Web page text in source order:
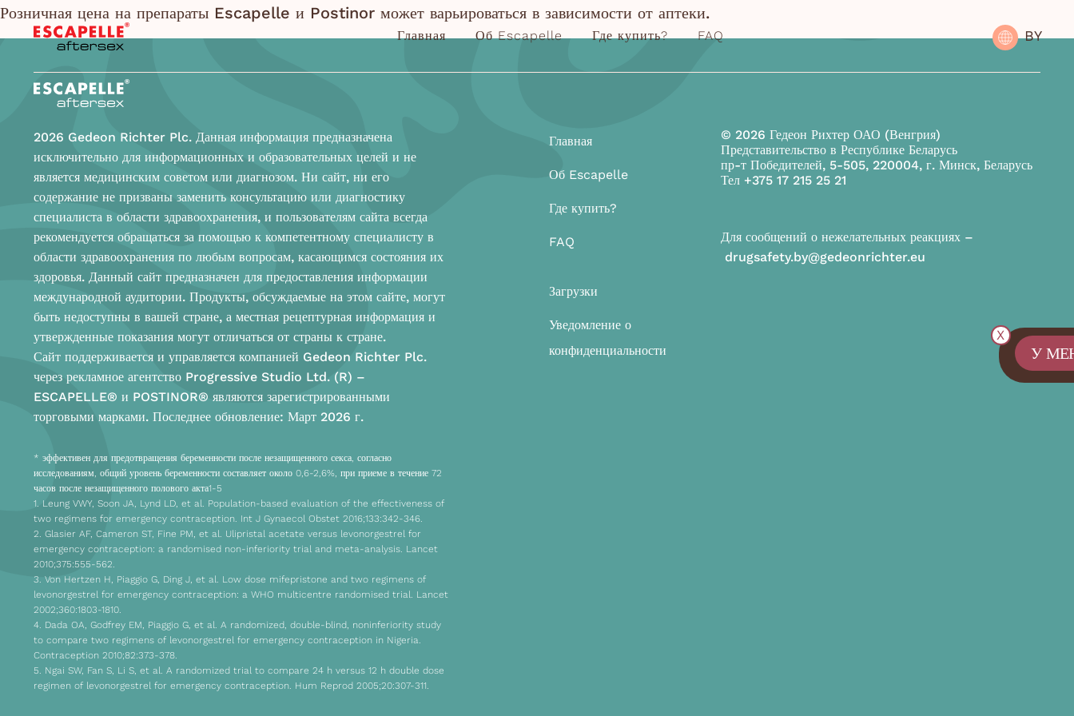
Главная Об Escapelle Где купить? FAQ BY
X
У
Розничная цена на препараты Escapelle и Postinor может варьироваться в зависимости от аптеки.
2026 Gedeon Richter Plc. Данная информация предназначена
исключительно для информационных и образовательных целей и не
является медицинским советом или диагнозом. Ни сайт, ни его
содержание не призваны заменить консультацию или диагностику
специалиста в области здравоохранения, и пользователям сайта всегда
рекомендуется обращаться за помощью к компетентному специалисту в
области здравоохранения по любым вопросам, касающимся состояния их
здоровья. Данный сайт предназначен для предоставления информации
международной аудитории. Продукты, обсуждаемые на этом сайте, могут
быть недоступны в вашей стране, а местная рецептурная информация и
утвержденные показания могут отличаться от страны к стране.
Сайт поддерживается и управляется компанией Gedeon Richter Plc.
через рекламное агентство Progressive Studio Ltd. (R) –
ESCAPELLE® и POSTINOR® являются зарегистрированными
торговыми марками. Последнее обновление: Март 2026 г.
* эффективен для предотвращения беременности после незащищенного секса, согласно
исследованиям, общий уровень беременности составляет около 0,6-2,6%, при приеме в течение 72
часов после незащищенного полового акта1-5
1. Leung VWY, Soon JA, Lynd LD, et al. Population-based evaluation of the effectiveness of
two regimens for emergency contraception. Int J Gynaecol Obstet 2016;133:342-346.
2. Glasier AF, Cameron ST, Fine PM, et al. Ulipristal acetate versus levonorgestrel for
emergency contraception: a randomised non-inferiority trial and meta-analysis. Lancet
2010;375:555-562.
3. Von Hertzen H, Piaggio G, Ding J, et al. Low dose mifepristone and two regimens of
levonorgestrel for emergency contraception: a WHO multicentre randomised trial. Lancet
2002;360:1803-1810.
4. Dada OA, Godfrey EM, Piaggio G, et al. A randomized, double-blind, noninferiority study
to compare two regimens of levonorgestrel for emergency contraception in Nigeria.
Contraception 2010;82:373-378.
5. Ngai SW, Fan S, Li S, et al. A randomized trial to compare 24 h versus 12 h double dose
regimen of levonorgestrel for emergency contraception. Hum Reprod 2005;20:307-311.
Главная
Об Escapelle
Где купить?
FAQ
Загрузки
Уведомление о
конфиденциальности
© 2026 Гедеон Рихтер ОАО (Венгрия)
Представительство в Республике Беларусь
пр-т Победителей, 5-505, 220004, г. Минск, Беларусь
Тел +375 17 215 25 21
Для сообщений о нежелательных реакциях –
drugsafety.by@gedeonrichter.eu